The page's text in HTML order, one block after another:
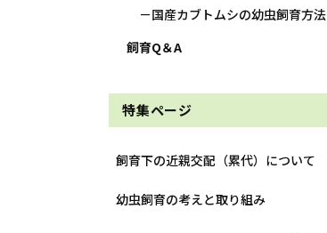
国産カブトムシの幼虫飼育方法
飼育Q＆A
特集ページ
飼育下の近親交配（累代）について
幼虫飼育の考えと取り組み